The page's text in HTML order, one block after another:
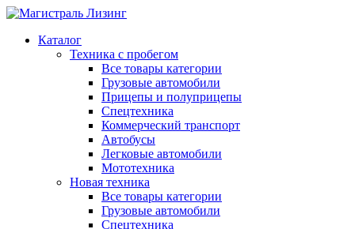
Каталог
Техника с пробегом
Все товары категории
Грузовые автомобили
Прицепы и полуприцепы
Спецтехника
Коммерческий транспорт
Автобусы
Легковые автомобили
Мототехника
Новая техника
Все товары категории
Грузовые автомобили
Спецтехника